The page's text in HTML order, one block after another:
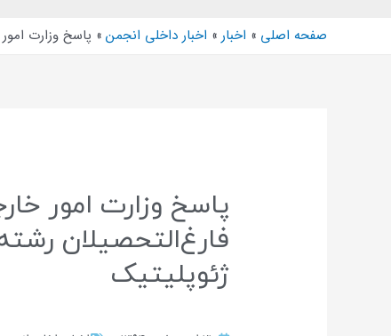
صفحه اصلی اخبار اخبار داخلی انجمن پاسخ وزارت
پاسخ وزارت امور
فارغ‌التحصیلان
ژئوپلیتیک